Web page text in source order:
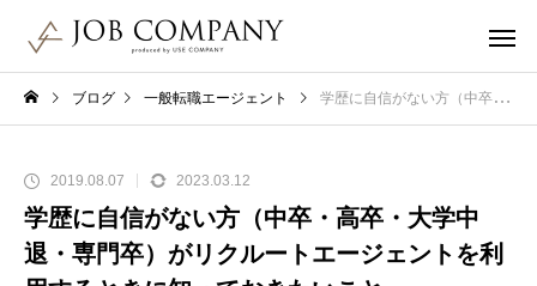
ブログ 一般転職エージェント 学歴に自信がない方（中卒・高卒・大学中退・専門卒）がリクルートエージェントを利用するときに知っておきたいこと
2019.08.07 2023.03.12
学歴に自信がない方（中卒・高卒・大学中
退・専門卒）がリクルートエージェントを利